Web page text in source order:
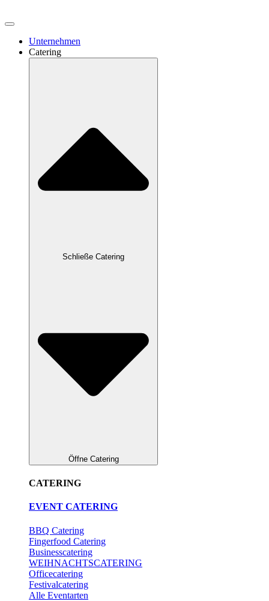
Unternehmen
Catering
Schließe Catering
Öffne Catering
CATERING
EVENT CATERING
BBQ Catering
Fingerfood Catering
Businesscatering
WEIHNACHTSCATERING
Officecatering
Festivalcatering
Alle Eventarten